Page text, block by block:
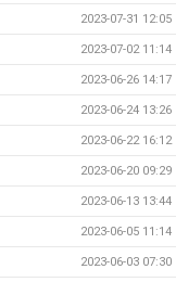
2023-07-31 12:05
2023-07-02 11:14
2023-06-26 14:17
2023-06-24 13:26
2023-06-22 16:12
2023-06-20 09:29
2023-06-13 13:44
2023-06-05 11:14
2023-06-03 07:30